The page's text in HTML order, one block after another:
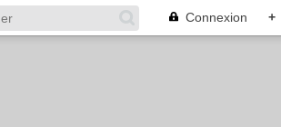
Connexion +